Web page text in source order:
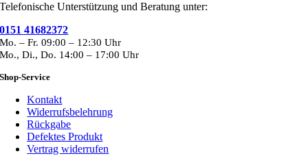
Telefonische Unterstützung und Beratung unter:
0151 41682372
Mo. – Fr. 09:00 – 12:30 Uhr
Mo., Di., Do. 14:00 – 17:00 Uhr
Shop-Service
Kontakt
Widerrufsbelehrung
Rückgabe
Defektes Produkt
Vertrag widerrufen